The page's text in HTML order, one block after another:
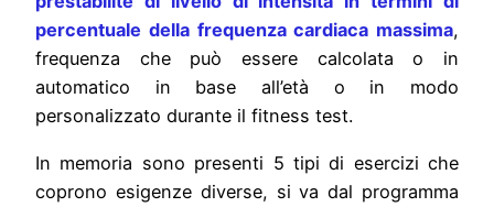
percentuale della frequenza cardiaca massima,
frequenza che può essere calcolata o in
automatico in base all’età o in modo
personalizzato durante il fitness test.
In memoria sono presenti 5 tipi di esercizi che
coprono esigenze diverse, si va dal programma